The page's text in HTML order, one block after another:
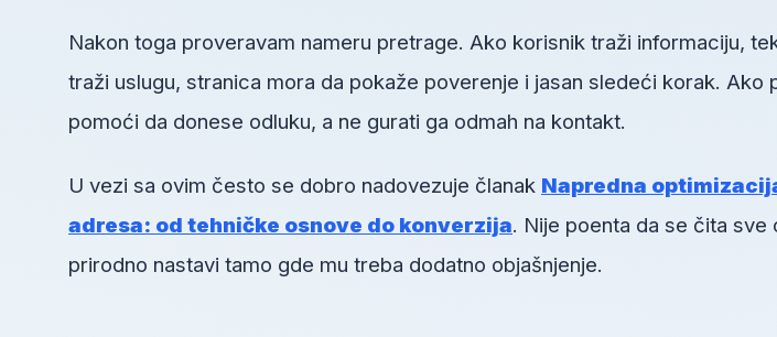
Nakon toga proveravam nameru pretrage. Ako korisnik traži informaciju,
traži uslugu, stranica mora da pokaže poverenje i jasan sledeći korak. Ako
pomoći da donese odluku, a ne gurati ga odmah na kontakt.
U vezi sa ovim često se dobro nadovezuje članak Napredna
adresa: od tehničke osnove do konverzija. Nije poenta da se čita
prirodno nastavi tamo gde mu treba dodatno objašnjenje.